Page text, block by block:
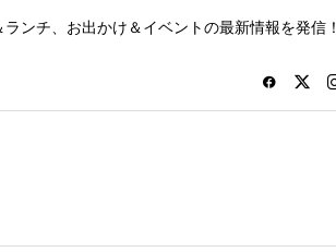
ンチ、お出かけ＆イベントの最新情報を発信！